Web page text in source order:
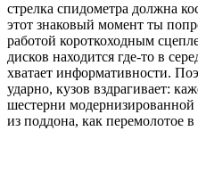
стрелка спидометра должна
этот знаковый момент ты
работой короткоходным
дисков находится где-то в
хватает информативности.
ударно, кузов вздрагивает:
шестерни
из поддона, как перемолотое в